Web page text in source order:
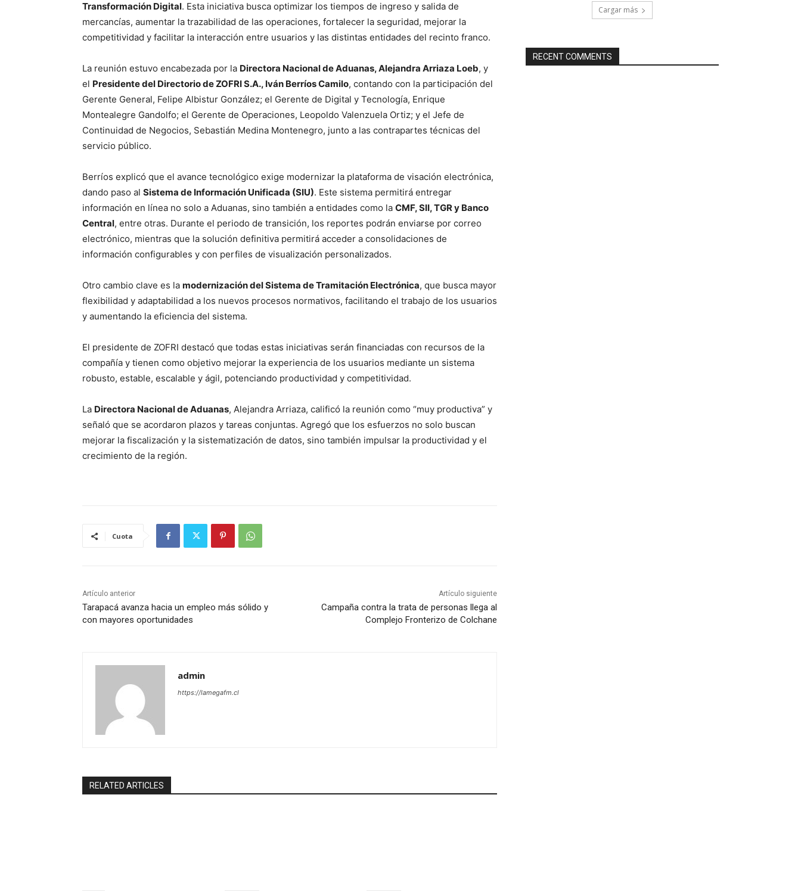
Transformación Digital. Esta iniciativa busca optimizar los tiempos de ingreso y salida de
mercancías, aumentar la trazabilidad de las operaciones, fortalecer la seguridad, mejorar la
competitividad y facilitar la interacción entre usuarios y las distintas entidades del recinto franco.
La reunión estuvo encabezada por la Directora Nacional de Aduanas, Alejandra Arriaza Loeb, y
el Presidente del Directorio de ZOFRI S.A., Iván Berríos Camilo, contando con la participación del
Gerente General, Felipe Albistur González; el Gerente de Digital y Tecnología, Enrique
Montealegre Gandolfo; el Gerente de Operaciones, Leopoldo Valenzuela Ortiz; y el Jefe de
Continuidad de Negocios, Sebastián Medina Montenegro, junto a las contrapartes técnicas del
servicio público.
Berríos explicó que el avance tecnológico exige modernizar la plataforma de visación electrónica,
dando paso al Sistema de Información Unificada (SIU). Este sistema permitirá entregar
información en línea no solo a Aduanas, sino también a entidades como la CMF, SII, TGR y Banco
Central, entre otras. Durante el periodo de transición, los reportes podrán enviarse por correo
electrónico, mientras que la solución definitiva permitirá acceder a consolidaciones de
información configurables y con perfiles de visualización personalizados.
Otro cambio clave es la modernización del Sistema de Tramitación Electrónica, que busca mayor
flexibilidad y adaptabilidad a los nuevos procesos normativos, facilitando el trabajo de los usuarios
y aumentando la eficiencia del sistema.
El presidente de ZOFRI destacó que todas estas iniciativas serán financiadas con recursos de la
compañía y tienen como objetivo mejorar la experiencia de los usuarios mediante un sistema
robusto, estable, escalable y ágil, potenciando productividad y competitividad.
La Directora Nacional de Aduanas, Alejandra Arriaza, calificó la reunión como “muy productiva” y
señaló que se acordaron plazos y tareas conjuntas. Agregó que los esfuerzos no solo buscan
mejorar la fiscalización y la sistematización de datos, sino también impulsar la productividad y el
crecimiento de la región.
Cuota
Artículo anterior
Tarapacá avanza hacia un empleo más sólido y
con mayores oportunidades
Artículo siguiente
Campaña contra la trata de personas llega al
Complejo Fronterizo de Colchane
admin
https://lamegafm.cl
RELATED ARTICLES
Cargar más
RECENT COMMENTS